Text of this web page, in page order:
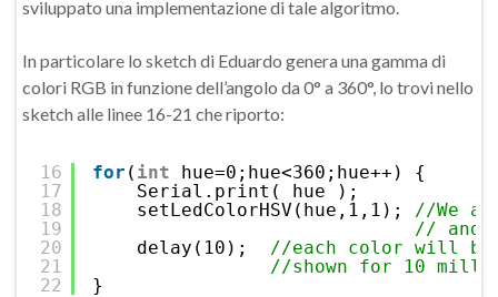
sviluppato una implementazione di tale algoritmo.
In particolare lo sketch di Eduardo genera una gamma di
colori RGB in funzione dell’angolo da 0° a 360°, lo trovi nello
sketch alle linee 16-21 che riporto:
16
17
18
19
20
21
22
for ( int
hue=0;hue<360;hue++) {
Serial.print( hue );
setLedColorHSV(hue,1,1); //We
// and
delay(10); //each color will
//shown for 10
}